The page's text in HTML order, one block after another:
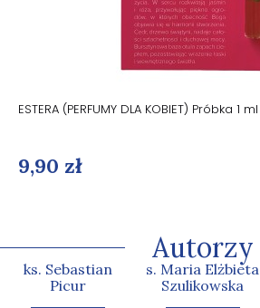
ESTERA (PERFUMY DLA KOBIET) Próbka 1 ml
9,90 zł
Autorzy
ks. Sebastian
Picur
s. Maria Elżbieta
Szulikowska